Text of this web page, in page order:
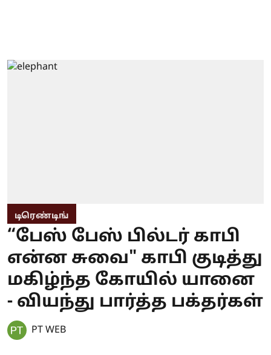
டிரெண்டிங்
“பேஸ் பேஸ் பில்டர் காபி
என்ன சுவை" காபி குடித்து
மகிழ்ந்த கோயில் யானை
- வியந்து பார்த்த பக்தர்கள்
PT WEB